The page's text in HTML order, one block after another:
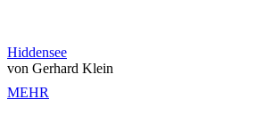
Hiddensee
von Gerhard Klein
MEHR